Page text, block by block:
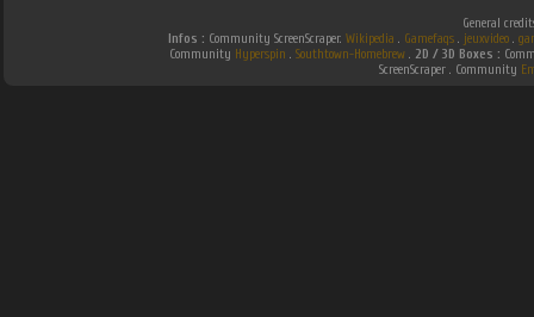
General
Infos : Community ScreenScraper. Wikipedia . Gamefaqs. jeuxvideo.
Community Hyperspin . Southtown-Homebrew. 2D / 3D Boxes :
ScreenScraper . Community